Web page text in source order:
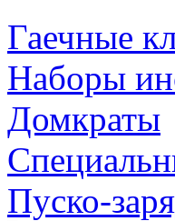
Гаечные
Наборы
Домкраты
Пуско-